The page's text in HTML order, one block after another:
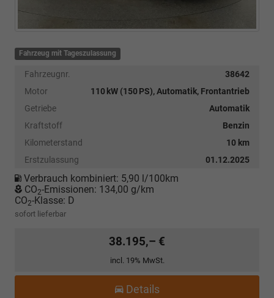
Fahrzeug mit Tageszulassung
Fahrzeugnr.
38642
Motor
110 kW (150 PS), Automatik, Frontantrieb
Getriebe
Automatik
Kraftstoff
Benzin
Kilometerstand
10 km
Erstzulassung
01.12.2025
Verbrauch kombiniert: 5,90 l/100km
CO2-Emissionen: 134,00 g/km
CO2-Klasse: D
sofort lieferbar
38.195,– €
incl. 19% MwSt.
Details